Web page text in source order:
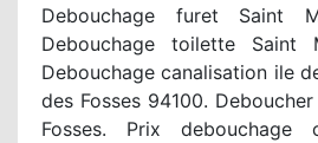
Debouchage furet Saint
Debouchage toilette Saint
Debouchage canalisation ile
des Fosses 94100.
Fosses. Prix debouchage